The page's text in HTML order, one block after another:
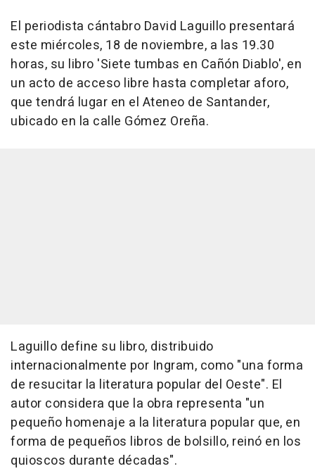
El periodista cántabro David Laguillo presentará
este miércoles, 18 de noviembre, a las 19.30
horas, su libro 'Siete tumbas en Cañón Diablo', en
un acto de acceso libre hasta completar aforo,
que tendrá lugar en el Ateneo de Santander,
ubicado en la calle Gómez Oreña.
Laguillo define su libro, distribuido
internacionalmente por Ingram, como "una forma
de resucitar la literatura popular del Oeste". El
autor considera que la obra representa "un
pequeño homenaje a la literatura popular que, en
forma de pequeños libros de bolsillo, reinó en los
quioscos durante décadas".